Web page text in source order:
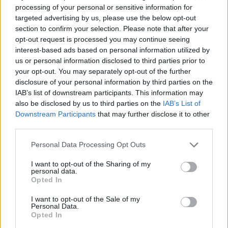
processing of your personal or sensitive information for
targeted advertising by us, please use the below opt-out
section to confirm your selection. Please note that after your
opt-out request is processed you may continue seeing
interest-based ads based on personal information utilized by
us or personal information disclosed to third parties prior to
your opt-out. You may separately opt-out of the further
disclosure of your personal information by third parties on the
IAB’s list of downstream participants. This information may
also be disclosed by us to third parties on the IAB’s List of
Downstream Participants that may further disclose it to other
Please note that this website/app uses one or more Google
not limited to your visit or usage behaviour. You may click to
grant or deny consent to Google and its third-party tags to
use your data for below specified purposes in below Google
consent section.
Personal Data Processing Opt Outs
I want to opt-out of the Sharing of my
personal data.
Opted In
I want to opt-out of the Sale of my
Personal Data.
Opted In
„Tudni, hogy életet és reményt adtál egy apának… és tudni,
hogy valakinek jobbá teszed az életét, csodálatos,
csodálatos érzés” – mondta Zepeda.